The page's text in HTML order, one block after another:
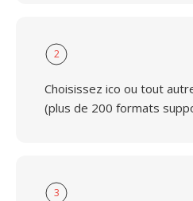
2
Choisissez ico ou tout
(plus de 200 formats
3